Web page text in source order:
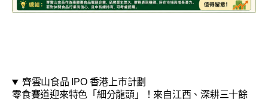
齊雲山食品 IPO 香港上市計劃
零食賽道迎來特色「細分龍頭」！來自江西、深耕三十餘